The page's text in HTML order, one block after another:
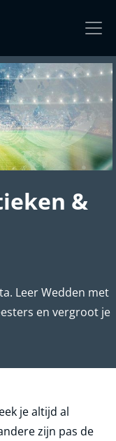
&
Leer Wedden met
en vergroot je
je altijd al
zijn pas de